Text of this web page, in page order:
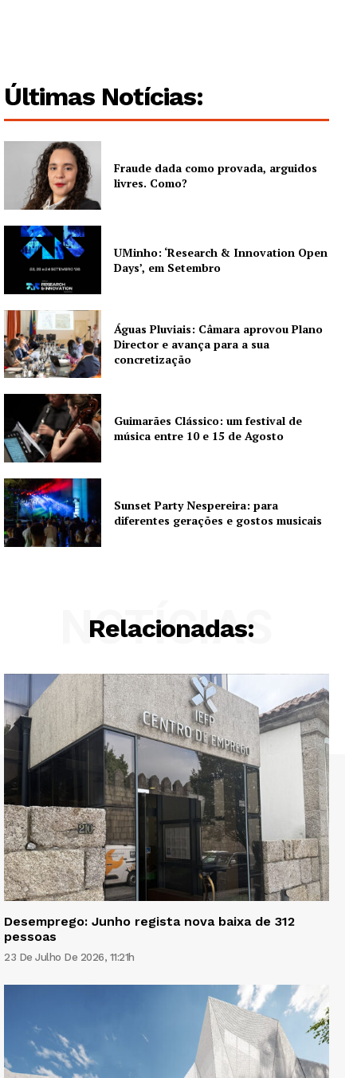
Institucional
Artigos
Edição Digital
Europa
Grande Entrevista
Publicidade
Últimas Notícias:
Fraude dada como provada, arguidos
livres. Como?
UMinho: ‘Research & Innovation Open
Days’, em Setembro
Águas Pluviais: Câmara aprovou Plano
Director e avança para a sua
concretização
Guimarães Clássico: um festival de
música entre 10 e 15 de Agosto
Sunset Party Nespereira: para
diferentes gerações e gostos musicais
Relacionadas:
NOTÍCIAS
Desemprego: Junho regista nova baixa de 312
pessoas
23 De Julho De 2026, 11:21h